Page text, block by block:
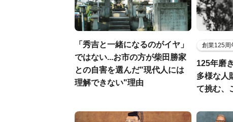
「秀吉と一緒になるのがイヤ」
ではない...お市の方が柴田勝家
との自害を選んだ"現代人には
理解できない"理由
創業125周
125年磨
多様な人
て挑む、